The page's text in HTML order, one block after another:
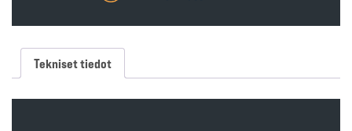
Tekniset tiedot